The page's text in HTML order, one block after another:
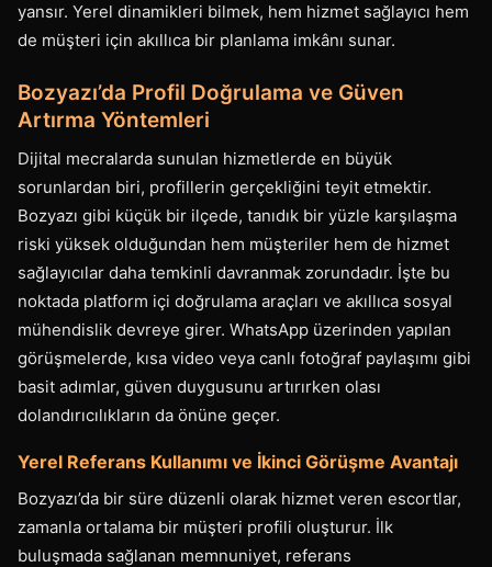
yansır. Yerel dinamikleri bilmek, hem hizmet sağlayıcı hem
de müşteri için akıllıca bir planlama imkânı sunar.
Bozyazı’da Profil Doğrulama ve Güven
Artırma Yöntemleri
Dijital mecralarda sunulan hizmetlerde en büyük
sorunlardan biri, profillerin gerçekliğini teyit etmektir.
Bozyazı gibi küçük bir ilçede, tanıdık bir yüzle karşılaşma
riski yüksek olduğundan hem müşteriler hem de hizmet
sağlayıcılar daha temkinli davranmak zorundadır. İşte bu
noktada platform içi doğrulama araçları ve akıllıca sosyal
mühendislik devreye girer. WhatsApp üzerinden yapılan
görüşmelerde, kısa video veya canlı fotoğraf paylaşımı gibi
basit adımlar, güven duygusunu artırırken olası
dolandırıcılıkların da önüne geçer.
Yerel Referans Kullanımı ve İkinci Görüşme Avantajı
Bozyazı’da bir süre düzenli olarak hizmet veren escortlar,
zamanla ortalama bir müşteri profili oluşturur. İlk
buluşmada sağlanan memnuniyet, referans